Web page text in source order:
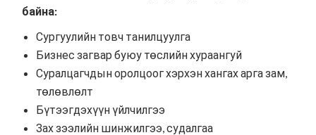
байна:
Сургуулийн товч танилцуулга
Бизнес загвар буюу төслийн хураангуй
Суралцагчдын оролцоог хэрхэн хангах арга зам,
төлөвлөлт
Бүтээгдэхүүн үйлчилгээ
Зах зээлийн шинжилгээ, судалгаа